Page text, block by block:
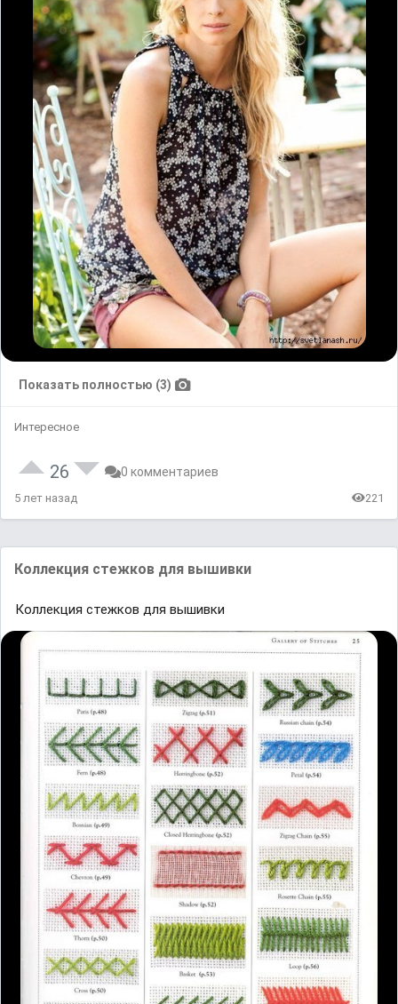
Показать полностью (3)
Интересное
26 0 комментариев
5 лет назад 221
Коллекция стежков для вышивки
Коллекция стежков для вышивки